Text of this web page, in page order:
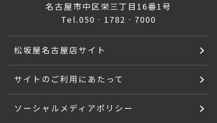
名古屋市中区栄三丁目16番1号
Tel.050‐1782‐7000
松坂屋名古屋店サイト
サイトのご利用にあたって
ソーシャルメディアポリシー